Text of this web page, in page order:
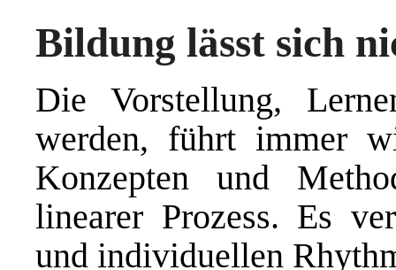
Bildung lässt sich
Die Vorstellung,
werden, führt immer
Konzepten und
linearer Prozess. Es
und individuellen